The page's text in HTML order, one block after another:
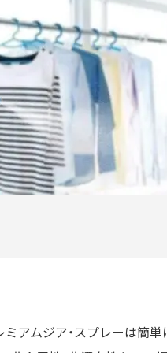
ミアムジア・スプレーは簡